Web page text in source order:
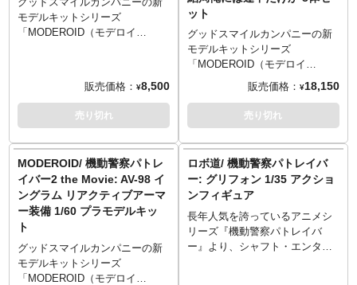
バー「ASV99ボクサー」が1/60
スケールでプラキット化です、
状・同仕様で、成形色のみを変
更したアナザーカラーバージョ
スケールでプラキット化です、
各関節可動、劇中さながらのス
タイルで造形されたリアルモデ
ル。燃える男の汎用レイバー＆
モデルキットシリーズ
「MODEROID（モデロイ
します。フィギュアファンから
作り込みの模型ファンまで、ス
タイル、ギミック、ともに楽し
アニメ『機動警察パトレイバ
ー』より、警察用レイバーと共
に運用される特殊車両「98式特
型指揮車」と「99式特型レイバ
ーキャリア」のセットが1/60ス
ケールで待望の商品化です。レ
イバーキャリアは番組放送以来
初の立体化＆プラキット化。デ
ザイナー・河森正治氏の徹底監
販売価格： ¥8,500
売り切れ
ット
グッドスマイルカンパニーの新
モデルキットシリーズ
「MODEROID（モデロイ
ド）」。一部彩色済みの組み立
てキットで、組み立てるだけで
作品イメージの仕上がりを再現
します。フィギュアファンから
作り込みの模型ファンまで、ス
タイル、ギミック、ともに楽し
めるモデルキットです。
劇場アニメ『機動警察パトレイ
バー2 the Movie』より、「AV-
98 イングラム」のリアクティブ
アーマー装備がラインナップ。
劇中に登場した1、2、3号機の頭
販売価格： ¥18,150
売り切れ
MODEROID/ 機動警察パトレ
イバー2 the Movie: AV-98 イ
ングラム リアクティブアーマ
ー装備 1/60 プラモデルキッ
ト
グッドスマイルカンパニーの新
モデルキットシリーズ
「MODEROID（モデロイ
ロボ道/ 機動警察パトレイバ
ー: グリフォン 1/35 アクショ
ンフィギュア
長年人気を誇っているアニメシ
リーズ『機動警察パトレイバ
ー』より、シャフト・エンター